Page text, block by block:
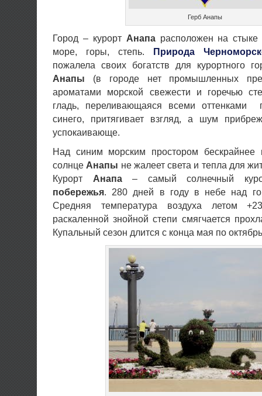
Герб Анапы
Город – курорт Анапарасположен на стыке
море, горы, степь. Природа
пожалела своих богатств для курортного
Анапы (в городе нет промышленных
ароматами морской свежести и горечью
гладь, переливающаяся всеми оттенками
синего, притягивает взгляд, а шум
успокаивающе.
Над синим морским простором бескрайнее
солнце Анапы не жалеет света и тепла для
Курорт Анапа– самый солнечный
побережья. 280 дней в году в небе над
Средняя температура воздуха летом
раскаленной знойной степи смягчается
Купальный сезон длится с конца мая по